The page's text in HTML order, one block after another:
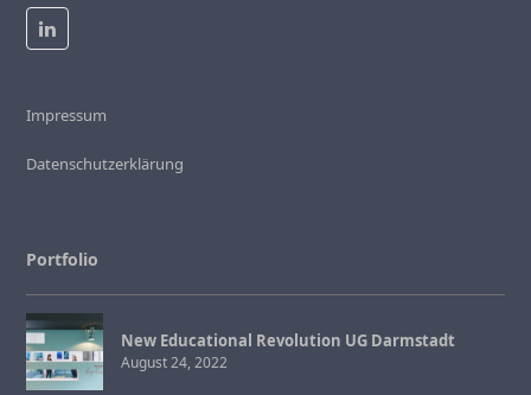
LinkedIn
Impressum
Datenschutzerklärung
Portfolio
New Educational Revolution UG Darmstadt
August 24, 2022